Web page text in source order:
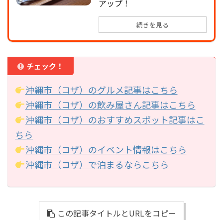
アップ！
続きを見る
チェック！
沖縄市（コザ）のグルメ記事はこちら
沖縄市（コザ）の飲み屋さん記事はこちら
沖縄市（コザ）のおすすめスポット記事はこ
ちら
沖縄市（コザ）のイベント情報はこちら
沖縄市（コザ）で泊まるならこちら
この記事タイトルとURLをコピー